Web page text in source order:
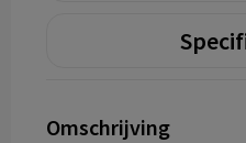
Omschrijving